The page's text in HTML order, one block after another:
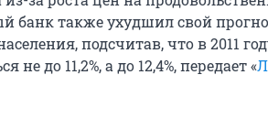
банк также ухудшил свой
подсчитав, что в 2011
до 11,2%, а до 12,4%, передает «